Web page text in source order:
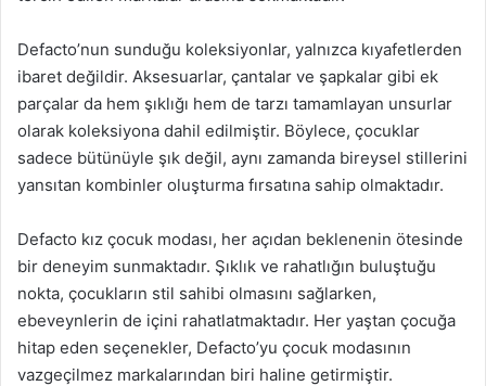
Defacto’nun sunduğu koleksiyonlar, yalnızca kıyafetlerden
ibaret değildir. Aksesuarlar, çantalar ve şapkalar gibi ek
parçalar da hem şıklığı hem de tarzı tamamlayan unsurlar
olarak koleksiyona dahil edilmiştir. Böylece, çocuklar
sadece bütünüyle şık değil, aynı zamanda bireysel stillerini
yansıtan kombinler oluşturma fırsatına sahip olmaktadır.
Defacto kız çocuk modası, her açıdan beklenenin ötesinde
bir deneyim sunmaktadır. Şıklık ve rahatlığın buluştuğu
nokta, çocukların stil sahibi olmasını sağlarken,
ebeveynlerin de içini rahatlatmaktadır. Her yaştan çocuğa
hitap eden seçenekler, Defacto’yu çocuk modasının
vazgeçilmez markalarından biri haline getirmiştir.